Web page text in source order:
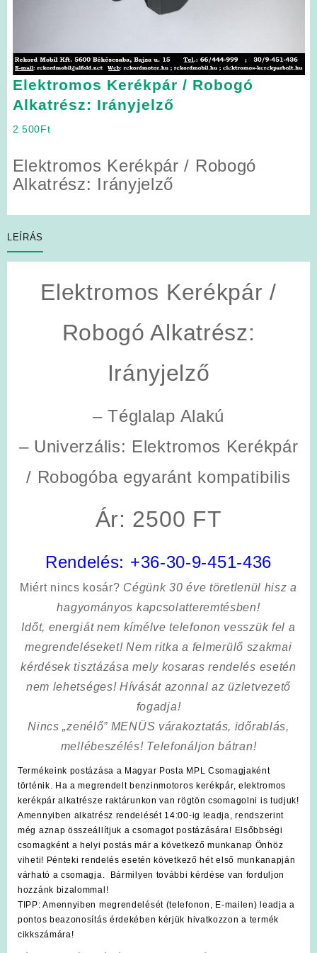
Elektromos Kerékpár / Robogó
Alkatrész: Irányjelző
2 500Ft
Elektromos Kerékpár / Robogó
Alkatrész: Irányjelző
LEÍRÁS
Elektromos Kerékpár /
Robogó Alkatrész:
Irányjelző
– Téglalap Alakú
– Univerzális: Elektromos Kerékpár
/ Robogóba egyaránt kompatibilis
Ár: 2500 FT
Rendelés: +36-30-9-451-436
Miért nincs kosár? Cégünk 30 éve töretlenül hisz a
hagyományos kapcsolatteremtésben!
Időt, energiát nem kímélvetelefonon vesszük fel a
megrendeléseket! Nem ritka a felmerülő szakmai
kérdések tisztázása mely kosaras rendelés esetén
nem lehetséges! Hívását azonnal az üzletvezető
fogadja!
Nincs „zenélő” MENÜS várakoztatás, időrablás,
mellébeszélés! Telefonáljon bátran!
Termékeink postázása a Magyar Posta MPL Csomagjaként
történik. Ha a megrendelt benzinmotoros kerékpár, elektromos
kerékpár alkatrésze raktárunkon van rögtön csomagolni is tudjuk!
Amennyiben alkatrész rendelését 14:00-ig leadja, rendszerint
még aznap összeállítjuk a csomagot postázására! Elsőbbségi
csomagként a helyi postás már a következő munkanap Önhöz
viheti! Pénteki rendelés esetén következő hét első munkanapján
várható a csomagja. Bármilyen további kérdése van forduljon
hozzánk bizalommal!
TIPP: Amennyiben megrendelését (telefonon, E-mailen) leadja a
pontos beazonosítás érdekében kérjük hivatkozzon a termék
cikkszámára!